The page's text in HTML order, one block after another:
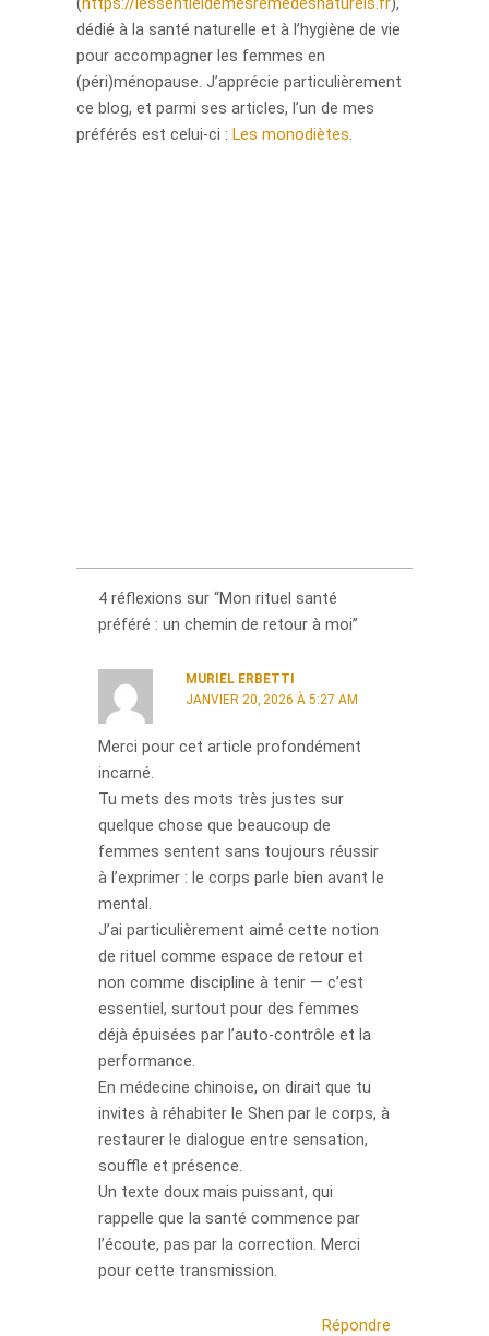
dédié à la santé naturelle et à l’hygiène de vie
pour accompagner les femmes en
(péri)ménopause. J’apprécie particulièrement
ce blog, et parmi ses articles, l’un de mes
préférés est celui-ci : Les monodiètes.
4 réflexions sur “Mon rituel santé
préféré : un chemin de retour à moi”
MURIEL ERBETTI
JANVIER 20, 2026 À 5:27 AM
Merci pour cet article profondément
incarné.
Tu mets des mots très justes sur
quelque chose que beaucoup de
femmes sentent sans toujours réussir
à l’exprimer : le corps parle bien avant le
mental.
J’ai particulièrement aimé cette notion
de rituel comme espace de retour et
non comme discipline à tenir — c’est
essentiel, surtout pour des femmes
déjà épuisées par l’auto-contrôle et la
performance.
En médecine chinoise, on dirait que tu
invites à réhabiter le Shen par le corps, à
restaurer le dialogue entre sensation,
souffle et présence.
Un texte doux mais puissant, qui
rappelle que la santé commence par
l’écoute, pas par la correction. Merci
pour cette transmission.
Répondre